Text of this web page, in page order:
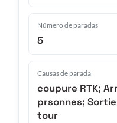
Número de paradas
5
Causas de parada
coupure RTK;
prsonnes;
tour